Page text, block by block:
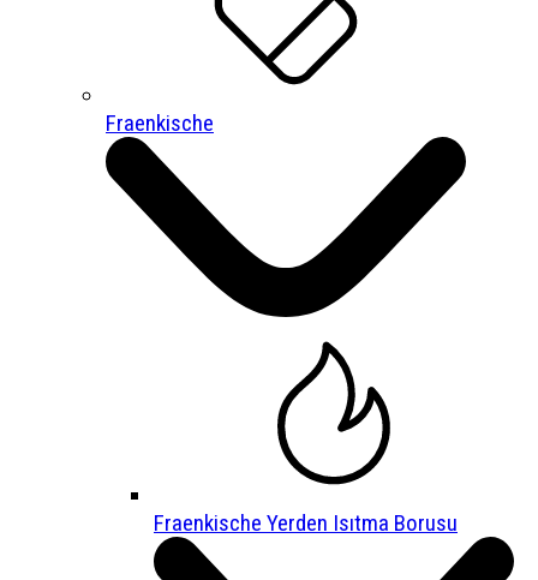
Fraenkische
Fraenkische Yerden Isıtma Borusu